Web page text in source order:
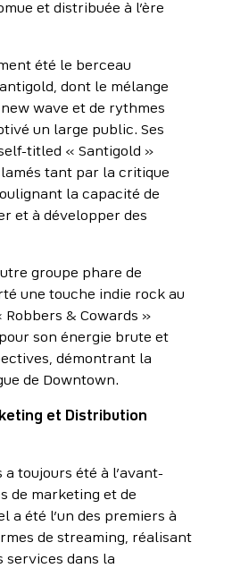
et distribuée à l’ère
été le berceau
dont le mélange
wave et de rythmes
un large public. Ses
titled « Santigold »
tant par la critique
la capacité de
et à développer des
groupe phare de
une touche indie rock au
& Cowards »
son énergie brute et
démontrant la
de Downtown.
et Distribution
a toujours été à l’avant-
de marketing et de
a été l’un des premiers à
de streaming, réalisant
services dans la